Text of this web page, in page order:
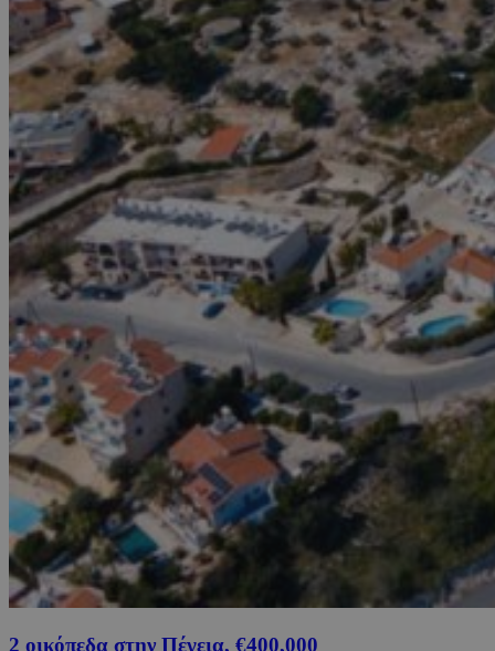
2 οικόπεδα στην Πέγεια, €400,000